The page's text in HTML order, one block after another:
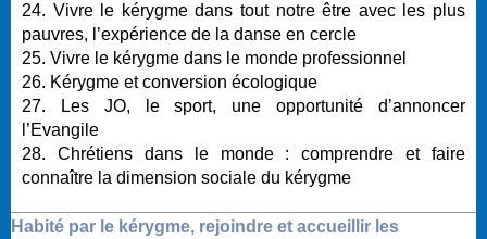
24. Vivre le kérygme dans tout notre être avec les plus
pauvres, l’expérience de la danse en cercle
25. Vivre le kérygme dans le monde professionnel
26. Kérygme et conversion écologique
27. Les JO, le sport, une opportunité d’annoncer
l’Evangile
28. Chrétiens dans le monde : comprendre et faire
connaître la dimension sociale du kérygme
Habité par le kérygme, rejoindre et accueillir les